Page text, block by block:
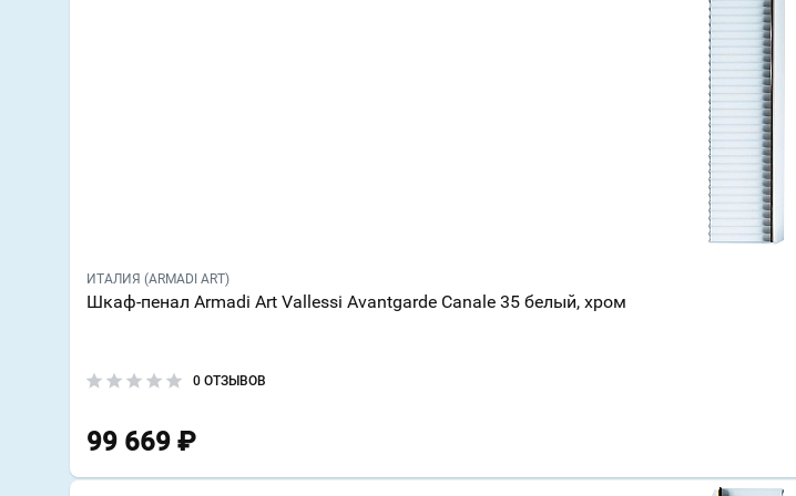
ИТАЛИЯ (ARMADI ART)
Шкаф-пенал Armadi Art Vallessi Avantgarde Canale 35 белый, хром
0 ОТЗЫВОВ
99 669 ₽